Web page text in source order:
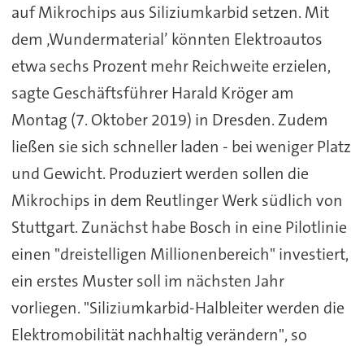
auf Mikrochips aus Siliziumkarbid setzen. Mit
dem ‚Wundermaterial’ könnten Elektroautos
etwa sechs Prozent mehr Reichweite erzielen,
sagte Geschäftsführer Harald Kröger am
Montag (7. Oktober 2019) in Dresden. Zudem
ließen sie sich schneller laden - bei weniger Platz
und Gewicht. Produziert werden sollen die
Mikrochips in dem Reutlinger Werk südlich von
Stuttgart. Zunächst habe Bosch in eine Pilotlinie
einen "dreistelligen Millionenbereich" investiert,
ein erstes Muster soll im nächsten Jahr
vorliegen. "Siliziumkarbid-Halbleiter werden die
Elektromobilität nachhaltig verändern", so